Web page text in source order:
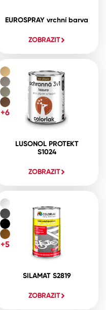
EUROSPRAY vrchní barva
ZOBRAZIT
LUSONOL PROTEKT
S1024
ZOBRAZIT
+6
SILAMAT S2819
ZOBRAZIT
+5